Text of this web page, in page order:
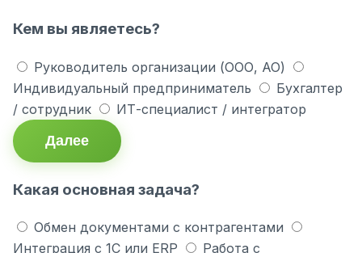
Кем вы являетесь?
Руководитель организации (ООО, АО)
Индивидуальный предприниматель
Бухгалтер
/ сотрудник
ИТ-специалист / интегратор
Далее
Какая основная задача?
Обмен документами с контрагентами
Интеграция с 1С или ERP
Работа с